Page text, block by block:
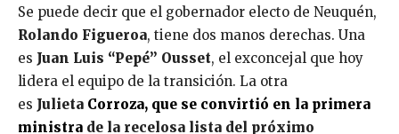
Se puede decir que el gobernador electo de Neuquén,
Rolando Figueroa, tiene dos manos derechas. Una
es Juan Luis “Pepé” Ousset, el exconcejal que hoy
lidera el equipo de la transición. La otra
es Julieta Corroza, que se convirtió en la primera
ministra de la recelosa lista del próximo